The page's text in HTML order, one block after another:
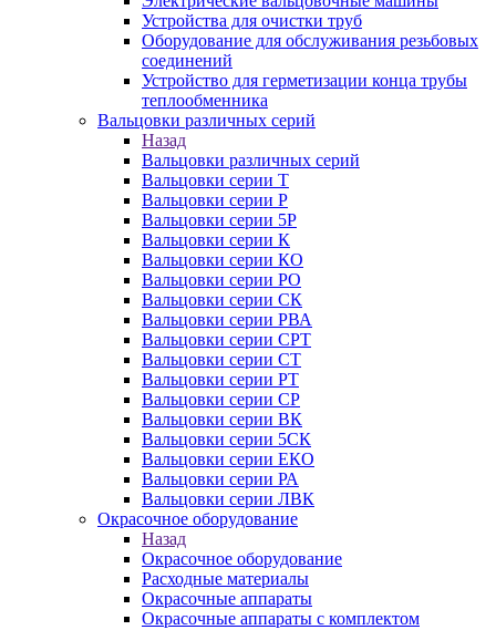
Устройства для очистки труб
Оборудование для обслуживания резьбовых
соединений
Устройство для герметизации конца трубы
теплообменника
Вальцовки различных серий
Назад
Вальцовки различных серий
Вальцовки серии Т
Вальцовки серии Р
Вальцовки серии 5Р
Вальцовки серии К
Вальцовки серии КО
Вальцовки серии РО
Вальцовки серии СК
Вальцовки серии РВА
Вальцовки серии СРТ
Вальцовки серии СТ
Вальцовки серии РТ
Вальцовки серии СР
Вальцовки серии ВК
Вальцовки серии 5СК
Вальцовки серии ЕКО
Вальцовки серии РА
Вальцовки серии ЛВК
Окрасочное оборудование
Назад
Окрасочное оборудование
Расходные материалы
Окрасочные аппараты
Окрасочные аппараты с комплектом